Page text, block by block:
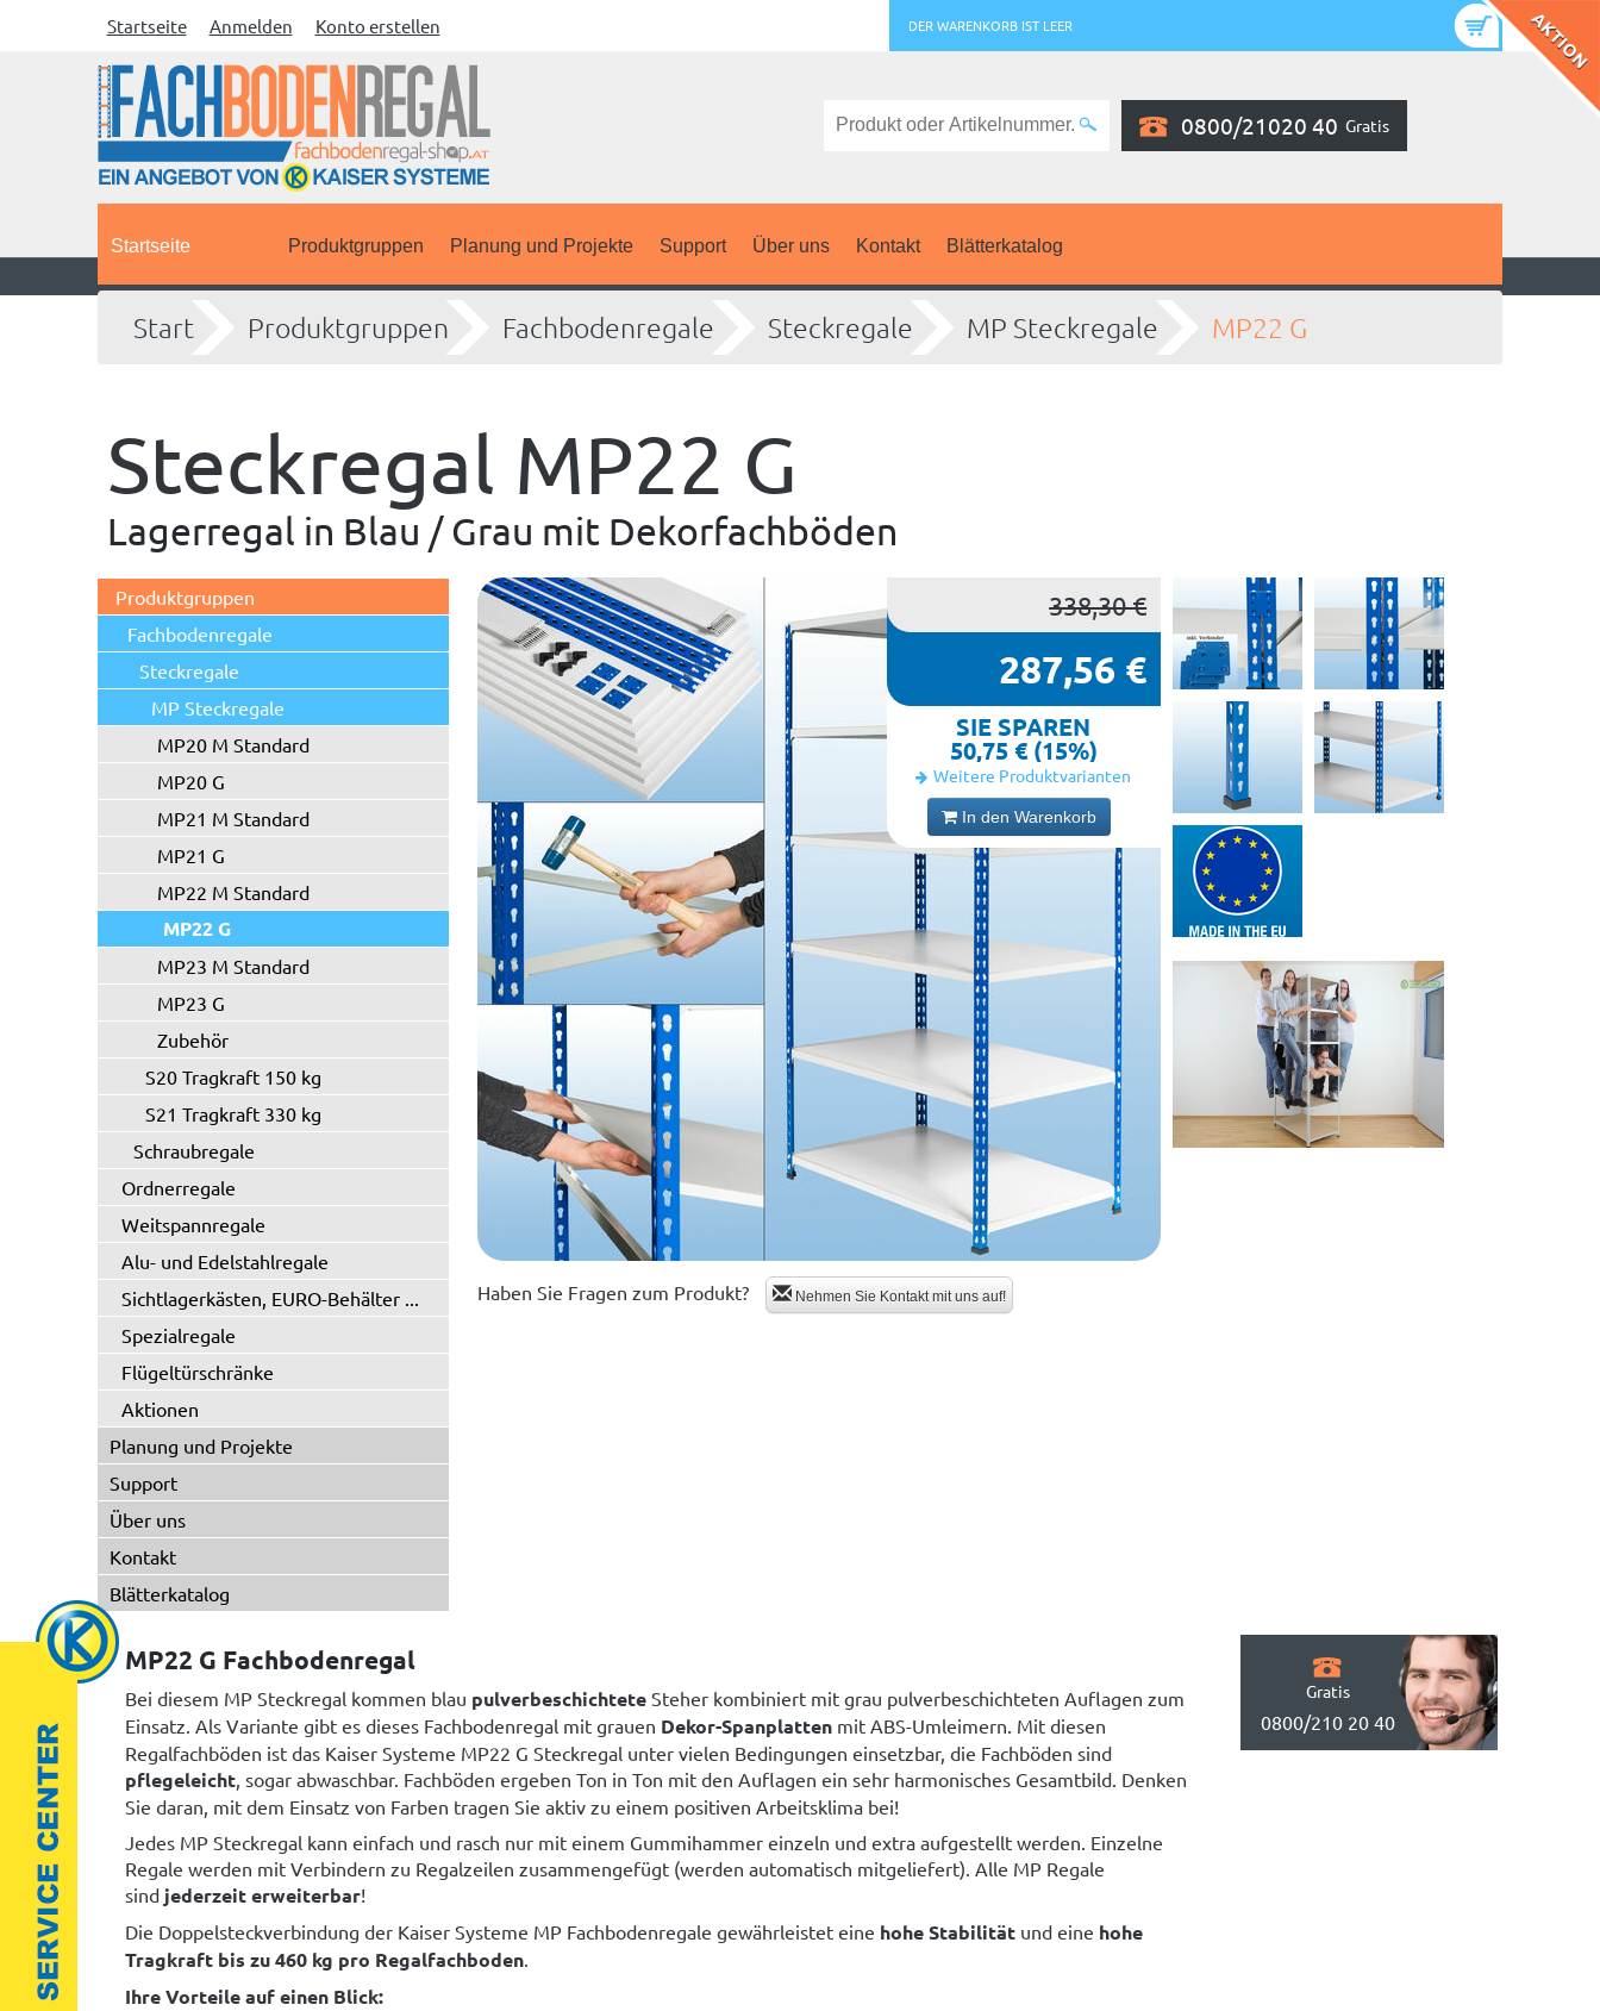
Startseite Anmelden Konto erstellen DER WARENKORB IST LEER
0800/21020 40 Gratis
Startseite Produktgruppen Planung und Projekte Support Über uns Kontakt Blätterkatalog
Start Produktgruppen Fachbodenregale Steckregale MP Steckregale MP22 G
Steckregal MP22 G
Lagerregal in Blau / Grau mit Dekorfachböden
Produktgruppen
Fachbodenregale
Steckregale
MP Steckregale
MP20 M Standard
MP20 G
MP21 M Standard
MP21 G
MP22 M Standard
MP22 G
MP23 M Standard
MP23 G
Zubehör
S20 Tragkraft 150 kg
S21 Tragkraft 330 kg
Schraubregale
Ordnerregale
Weitspannregale
Alu- und Edelstahlregale
Sichtlagerkästen, EURO-Behälter ...
Spezialregale
Flügeltürschränke
Aktionen
Planung und Projekte
Support
Über uns
Kontakt
Blätterkatalog
338,30 €
287,56 €
SIE SPAREN
50,75 € (15%)
Weitere Produktvarianten
In den Warenkorb
Haben Sie Fragen zum Produkt? Nehmen Sie Kontakt mit uns auf!
MP22 G Fachbodenregal
Bei diesem MP Steckregal kommen blau pulverbeschichtete Steher kombiniert mit grau pulverbeschichteten Auflagen zum
Einsatz. Als Variante gibt es dieses Fachbodenregal mit grauen Dekor-Spanplatten mit ABS-Umleimern. Mit diesen
Regalfachböden ist das Kaiser Systeme MP22 G Steckregal unter vielen Bedingungen einsetzbar, die Fachböden sind
pflegeleicht, sogar abwaschbar. Fachböden ergeben Ton in Ton mit den Auflagen ein sehr harmonisches Gesamtbild. Denken
Sie daran, mit dem Einsatz von Farben tragen Sie aktiv zu einem positiven Arbeitsklima bei!
Jedes MP Steckregal kann einfach und rasch nur mit einem Gummihammer einzeln und extra aufgestellt werden. Einzelne
Regale werden mit Verbindern zu Regalzeilen zusammengefügt (werden automatisch mitgeliefert). Alle MP Regale
sind jederzeit erweiterbar!
Die Doppelsteckverbindung der Kaiser Systeme MP Fachbodenregale gewährleistet eine hohe Stabilität und eine hohe
Tragkraft bis zu 460 kg pro Regalfachboden.
Ihre Vorteile auf einen Blick:
Gratis
0800/210 20 40